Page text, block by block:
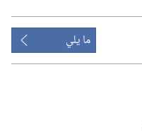
ما يلي